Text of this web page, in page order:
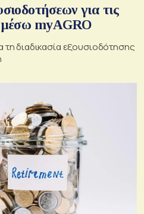
για τις
μέσω myAGRO
τη διαδικασία εξουσιοδότησης